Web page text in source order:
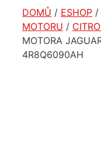
DOMŮ / ESHOP /
MOTORU /
MOTORA
4R8Q6090AH